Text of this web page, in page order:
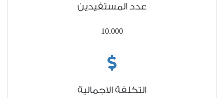
عدد المستفيدين
10.000
التكلفة الاجمالية